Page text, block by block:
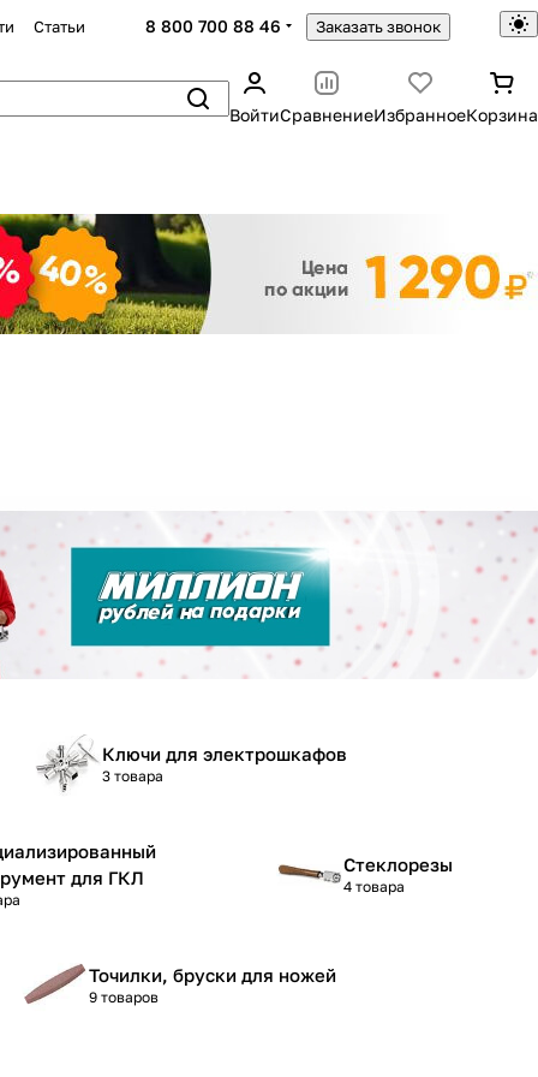
Статьи 8 800 700 88 46 Заказать звонок
ВойтиСравнениеИзбранноеКорзина
Ключи для электрошкафов
3 товара
для ГКЛ
Стеклорезы
4 товара
Точилки, бруски для ножей
9 товаров
Закрыть